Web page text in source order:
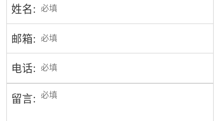
姓名:
邮箱:
电话:
留言: